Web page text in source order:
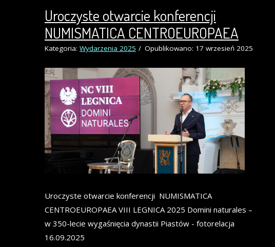
Uroczyste otwarcie konferencji
NUMISMATICA CENTROEUROPAEA
Kategoria: Wydarzenia 2025 Opublikowano: 17 wrzesień 2025
Uroczyste otwarcie konferencji NUMISMATICA
CENTROEUROPAEA VIII LEGNICA 2025 Domini naturales –
w 350-lecie wygaśnięcia dynastii Piastów - fotorelacja
16.09.2025